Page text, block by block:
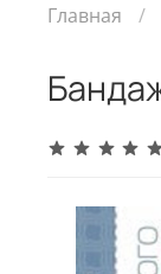
Главная